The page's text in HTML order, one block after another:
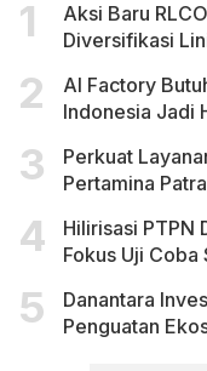
Aksi Baru
Diversifikasi
AI Factory
Indonesia Jadi
Perkuat
Pertamina
Hilirisasi PTPN
Fokus Uji
Danantara
Penguatan